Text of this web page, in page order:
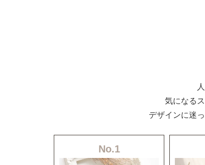
気になる
デザインに迷
No.1